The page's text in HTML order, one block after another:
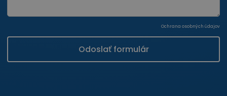
Ochrana osobných údajov
Odoslať formulár